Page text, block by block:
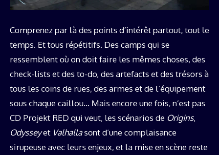
Comprenez par là des points d’intérêt partout, tout le
temps. Et tous répétitifs. Des camps qui se
ressemblent où on doit faire les mêmes choses, des
check-lists et des to-do, des artefacts et des trésors à
tous les coins de rues, des armes et de l’équipement
sous chaque caillou… Mais encore une fois, n’est pas
CD Projekt RED qui veut, les scénarios de Origins,
Odysseyet Valhallasont d’une complaisance
sirupeuse avec leurs enjeux, et la mise en scène reste